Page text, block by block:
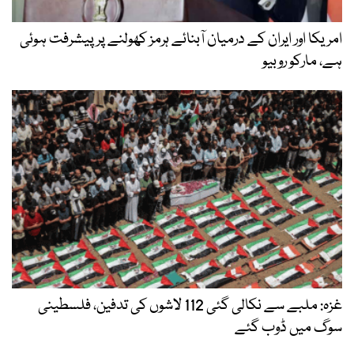
درمیان آبنائے ہرمز کھولنے پر پیشرفت ہوئی
غزہ: ملبے سے نکالی گئی 112 لاشوں کی تدفین، فلسطینی